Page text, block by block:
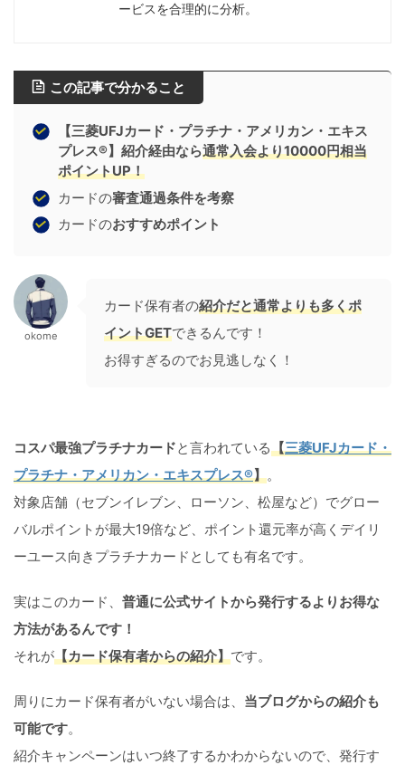
ービスを合理的に分析。
この記事で分かること
【三菱UFJカード・プラチナ・アメリカン・エキス
プレス®】紹介経由なら通常入会より10000円相当
ポイントUP！
カードの審査通過条件を考察
カードのおすすめポイント
okome
カード保有者の紹介だと通常よりも多くポ
イントGETできるんです！
お得すぎるのでお見逃しなく！
コスパ最強プラチナカードと言われている【三菱UFJカード・
プラチナ・アメリカン・エキスプレス®】。
対象店舗（セブンイレブン、ローソン、松屋など）でグロー
バルポイントが最大19倍など、ポイント還元率が高くデイリ
ーユース向きプラチナカードとしても有名です。
実はこのカード、 普通に公式サイトから発行するよりお得な
方法があるんです！
それが【カード保有者からの紹介】です。
周りにカード保有者がいない場合は、 当ブログからの紹介も
可能です。
紹介キャンペーンはいつ終了するかわからないので、発行す